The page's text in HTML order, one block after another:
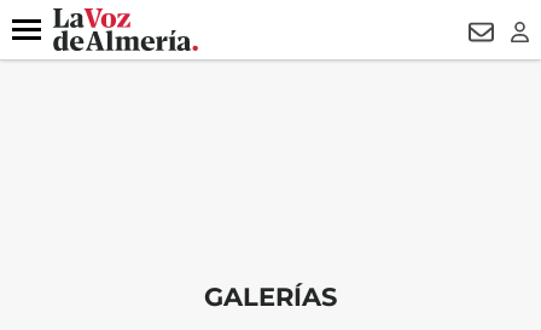
DESTACADO
Menú
GALERÍAS